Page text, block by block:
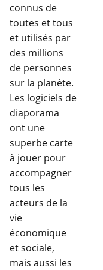
connus de
toutes et tous
et utilisés par
des millions
de personnes
sur la planète.
Les logiciels de
diaporama
ont une
superbe carte
à jouer pour
accompagner
tous les
acteurs de la
vie
économique
et sociale,
mais aussi les